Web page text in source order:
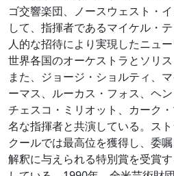
ゴ交響楽団、ノースウェスト・
して、指揮者であるマイケル・
人的な招待により実現したニュ
世界各国のオーケストラとソリス
また、ジョージ・ショルティ、
ーマス、ルーカス・フォス、ヘ
チェスコ・ミリオット、カーク
名な指揮者と共演している。ス
クールでは最高位を獲得し、委
解釈に与えられる特別賞を受賞